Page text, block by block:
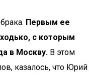
Первым ее
с которым
в Москву. В этом
казалось, что Юрий